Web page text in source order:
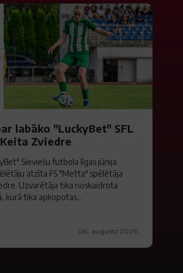
labāko "LuckyBet" SFL
Zviedre
Sieviešu futbola līgas jūnija
atzīta FS "Metta" spēlētāja
Uzvarētāja tika noskaidrota
kurā tika apkopotas...
06. augusts 2026.